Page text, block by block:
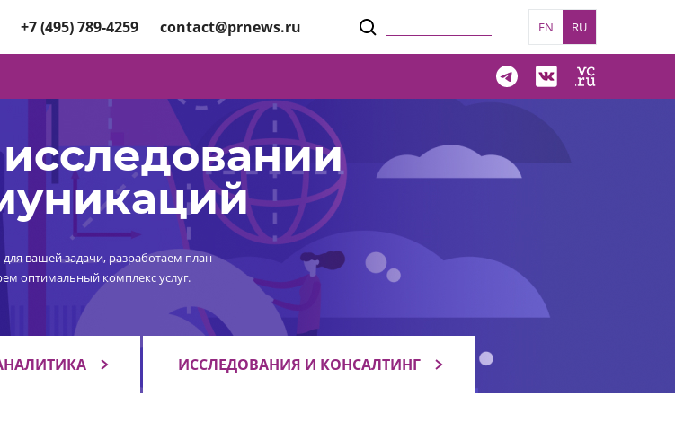
+7 (495) 789-4259 contact@prnews.ru EN RU
вашей задачи, разработаем план
оптимальный комплекс услуг.
ИССЛЕДОВАНИЯ И КОНСАЛТИНГ